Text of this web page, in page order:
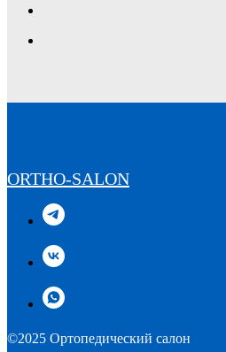
ORTHO-SALON
©2025 Ортопедический салон